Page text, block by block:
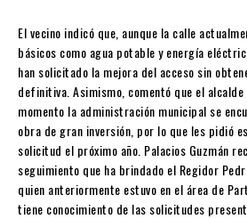
El vecino indicó que, aunque la calle
básicos como agua potable y energía
han solicitado la mejora del acceso sin
definitiva. Asimismo, comentó que el
momento la administración municipal se
obra de gran inversión, por lo que les pidió
solicitud el próximo año. Palacios Guzmán
seguimiento que ha brindado el Regidor
quien anteriormente estuvo en el área de
tiene conocimiento de las solicitudes